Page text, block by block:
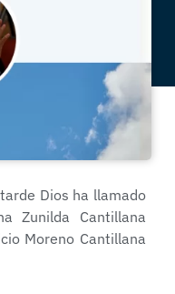
Dios ha llamado
Zunilda Cantillana
Moreno Cantillana